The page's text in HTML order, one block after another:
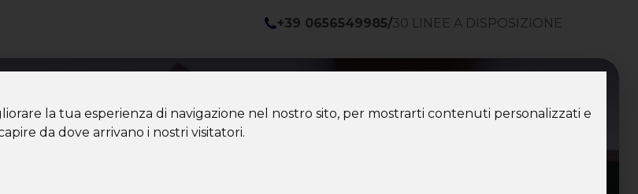
la tua esperienza di navigazione nel nostro sito, per mostrarti contenuti personalizzati e
da dove arrivano i nostri visitatori.
+39 0656549985/30 LINEE A DISPOSIZIONE